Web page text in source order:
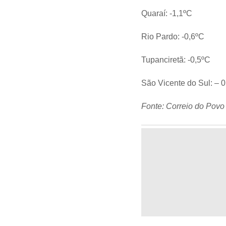
Quaraí: -1,1ºC
Rio Pardo: -0,6ºC
Tupanciretã: -0,5ºC
São Vicente do Sul: –
Fonte: Correio do Povo